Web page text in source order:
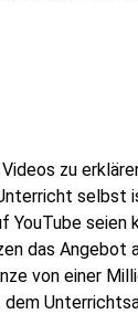
zu
selbst
YouTube
das Angebot
von einer